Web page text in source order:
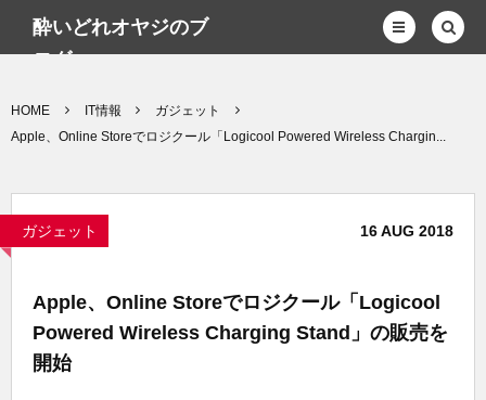
酔いどれオヤジのブ
ログwp
HOME IT情報
ガジェット
Apple、Online Storeでロジクール「Logicool Powered Wireless Chargin...
ガジェット 16AUG 2018
Apple、Online Storeでロジクール「Logicool
Powered Wireless Charging Stand」の販売を
開始